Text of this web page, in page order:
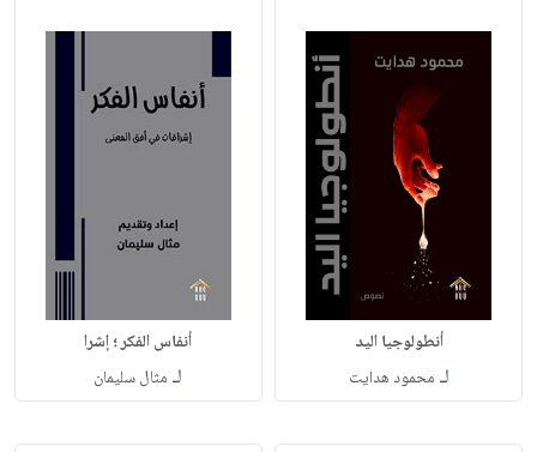
أنطولوجيا اليد
لـ محمود هدايت
أنفاس الفكر ؛ إشرا
لـ مثال سليمان